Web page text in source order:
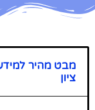
מבט מהיר
ציון